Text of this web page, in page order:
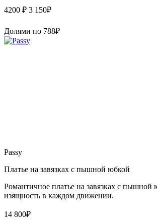
4200 ₽ 3 150₽
Долями по 788₽
Passy
Платье на завязках с пышной юбкой
Романтичное платье на завязках с пышной
изящность в каждом движении.
14 800₽